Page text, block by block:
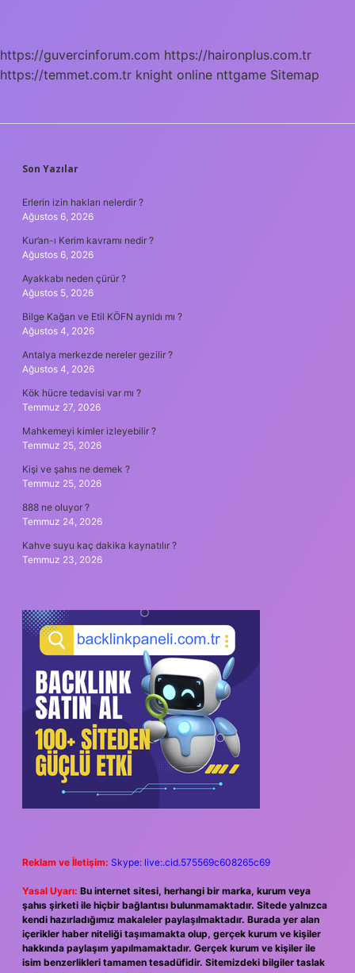
https://guvercinforum.com https://haironplus.com.tr
https://temmet.com.tr knight online nttgame Sitemap
SIDEBAR
Son Yazılar
Erlerin izin hakları nelerdir ?
Ağustos 6, 2026
Kur’an-ı Kerim kavramı nedir ?
Ağustos 6, 2026
Ayakkabı neden çürür ?
Ağustos 5, 2026
Bilge Kağan ve Etil KÖFN ayrıldı mı ?
Ağustos 4, 2026
Antalya merkezde nereler gezilir ?
Ağustos 4, 2026
Kök hücre tedavisi var mı ?
Temmuz 27, 2026
Mahkemeyi kimler izleyebilir ?
Temmuz 25, 2026
Kişi ve şahıs ne demek ?
Temmuz 25, 2026
888 ne oluyor ?
Temmuz 24, 2026
Kahve suyu kaç dakika kaynatılır ?
Temmuz 23, 2026
Reklam ve İletişim: Skype: live:.cid.575569c608265c69
Yasal Uyarı: Bu internet sitesi, herhangi bir marka, kurum veya
şahıs şirketi ile hiçbir bağlantısı bulunmamaktadır. Sitede yalnızca
kendi hazırladığımız makaleler paylaşılmaktadır. Burada yer alan
içerikler haber niteliği taşımamakta olup, gerçek kurum ve kişiler
hakkında paylaşım yapılmamaktadır. Gerçek kurum ve kişiler ile
isim benzerlikleri tamamen tesadüfidir. Sitemizdeki bilgiler taslak